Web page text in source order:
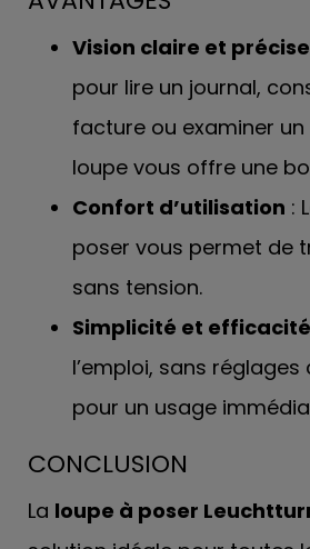
Vision claire et précise
pour lire un journal,
facture ou examiner
loupe vous offre une
Confort d’utilisation :
poser vous permet de
sans tension.
Simplicité et efficacité
l’emploi, sans
pour un usage
CONCLUSION
La loupe à poser